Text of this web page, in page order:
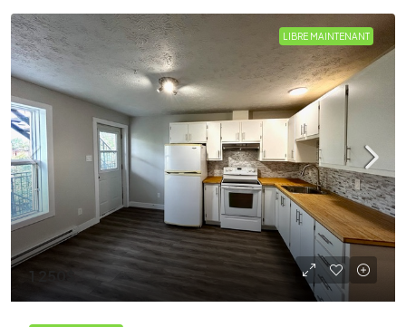
LIBRE MAINTENANT
1 250$